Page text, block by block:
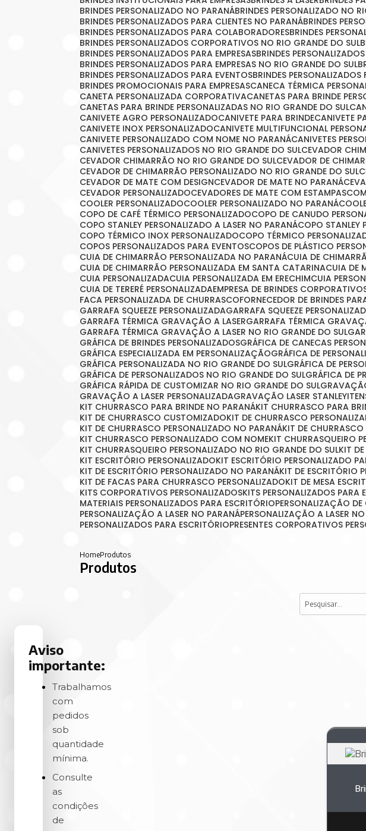
BRINDES PERSONALIZADO NO PARANÁ BRINDES PERSONALIZADO NO
BRINDES PERSONALIZADOS PARA CLIENTES NO PARANÁ BRINDES
BRINDES PERSONALIZADOS PARA COLABORADORES BRINDES
BRINDES PERSONALIZADOS CORPORATIVOS NO RIO GRANDE DO SUL
BRINDES PERSONALIZADOS PARA EMPRESAS BRINDES
BRINDES PERSONALIZADOS PARA EMPRESAS NO RIO GRANDE DO SUL
BRINDES PERSONALIZADOS PARA EVENTOS BRINDES
BRINDES PROMOCIONAIS PARA EMPRESAS CANECA TÉRMICA
CANETA PERSONALIZADA CORPORATIVA CANETAS PARA BRINDE
CANETAS PARA BRINDE PERSONALIZADAS NO RIO GRANDE DO SUL
CANIVETE AGRO PERSONALIZADO
CANIVETE PARA BRINDE CANIVETE
CANIVETE INOX PERSONALIZADO
CANIVETE MULTIFUNCIONAL
CANIVETE PERSONALIZADO COM NOME NO PARANÁ CANIVETES
CANIVETES PERSONALIZADOS NO RIO GRANDE DO SUL CEVADOR
CEVADOR CHIMARRÃO NO RIO GRANDE DO SUL CEVADOR DE
CEVADOR DE CHIMARRÃO PERSONALIZADO NO RIO GRANDE DO SUL
CEVADOR DE MATE COM DESIGN
CEVADOR DE MATE NO PARANÁ
CEVADOR PERSONALIZADO
CEVADORES DE MATE COM ESTAMPAS
COOLER PERSONALIZADO
COOLER PERSONALIZADO NO PARANÁ
COPO DE CAFÉ TÉRMICO PERSONALIZADO
COPO DE CANUDO
COPO STANLEY PERSONALIZADO A LASER NO PARANÁ COPO
COPO TÉRMICO INOX PERSONALIZADO
COPO TÉRMICO
COPOS PERSONALIZADOS PARA EVENTOS COPOS DE PLÁSTICO
CUIA DE CHIMARRÃO PERSONALIZADA NO PARANÁ CUIA DE
CUIA DE CHIMARRÃO PERSONALIZADA EM SANTA CATARINA CUIA
CUIA PERSONALIZADA CUIA PERSONALIZADA EM ERECHIM CUIA
CUIA DE TERERÉ PERSONALIZADA EMPRESA DE BRINDES
FACA PERSONALIZADA DE CHURRASCO FORNECEDOR DE BRINDES
GARRAFA SQUEEZE PERSONALIZADA
GARRAFA SQUEEZE
GARRAFA TÉRMICA GRAVAÇÃO A LASER
GARRAFA TÉRMICA
GARRAFA TÉRMICA GRAVAÇÃO A LASER NO RIO GRANDE DO SUL
GRÁFICA DE BRINDES PERSONALIZADOS
GRÁFICA DE CANECAS
GRÁFICA ESPECIALIZADA EM PERSONALIZAÇÃO
GRÁFICA DE
GRÁFICA PERSONALIZADA NO RIO GRANDE DO SUL
GRÁFICA DE
GRÁFICA DE PERSONALIZADOS NO RIO GRANDE DO SUL
GRÁFICA DE
GRÁFICA RÁPIDA DE CUSTOMIZAR NO RIO GRANDE DO SUL
GRAVAÇÃO A LASER PERSONALIZADA
GRAVAÇÃO LASER STANLEY
KIT CHURRASCO PARA BRINDE NO PARANÁ KIT CHURRASCO PARA
KIT DE CHURRASCO CUSTOMIZADO KIT DE CHURRASCO
KIT DE CHURRASCO PERSONALIZADO NO PARANÁ KIT DE
KIT CHURRASCO PERSONALIZADO COM NOME KIT CHURRASQUEIRO
KIT CHURRASQUEIRO PERSONALIZADO NO RIO GRANDE DO SUL KIT
KIT ESCRITÓRIO PERSONALIZADO KIT ESCRITÓRIO PERSONALIZADO
KIT DE ESCRITÓRIO PERSONALIZADO NO PARANÁ KIT DE ESCRITÓRIO
KIT DE FACAS PARA CHURRASCO PERSONALIZADO KIT DE MESA
KITS CORPORATIVOS PERSONALIZADOS KITS PERSONALIZADOS PARA
MATERIAIS PERSONALIZADOS PARA ESCRITÓRIO PERSONALIZAÇÃO
PERSONALIZAÇÃO A LASER NO PARANÁ PERSONALIZAÇÃO A LASER
PERSONALIZADOS PARA ESCRITÓRIO PRESENTES CORPORATIVOS
HomeProdutos
Produtos
Aviso
importante:
Trabalhamos
com
pedidos
sob
quantidade
mínima.
Consulte
as
condições
de